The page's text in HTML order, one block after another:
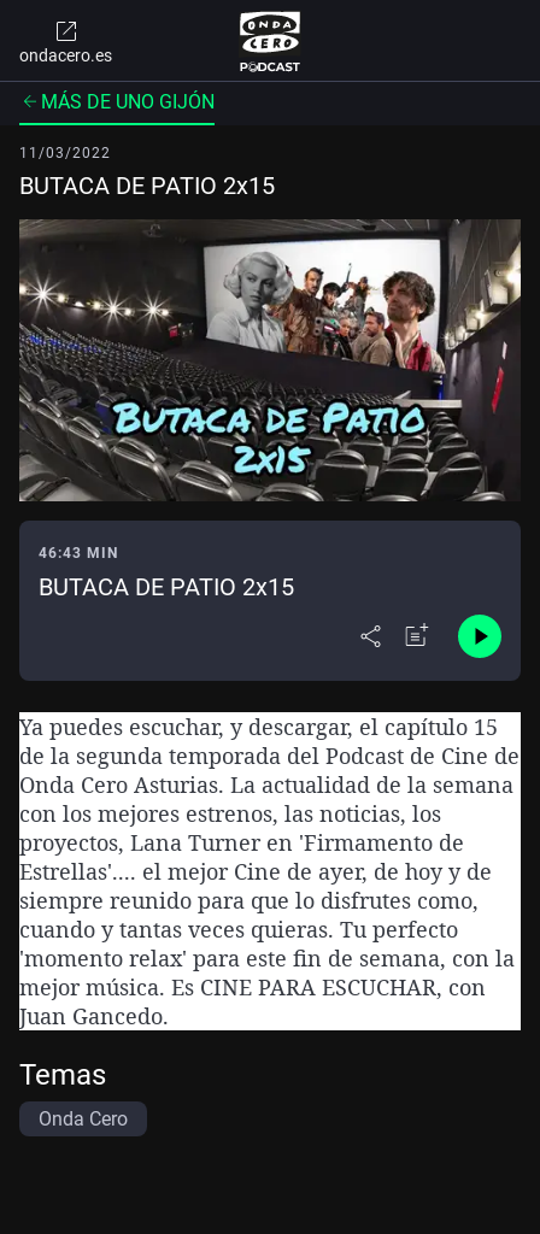
ondacero.es
MÁS DE UNO GIJÓN
11/03/2022
BUTACA DE PATIO 2x15
46:43 MIN
BUTACA DE PATIO 2x15
Ya puedes escuchar, y descargar, el capítulo 15
de la segunda temporada del Podcast de Cine de
Onda Cero Asturias. La actualidad de la semana
con los mejores estrenos, las noticias, los
proyectos, Lana Turner en 'Firmamento de
Estrellas'.... el mejor Cine de ayer, de hoy y de
siempre reunido para que lo disfrutes como,
cuando y tantas veces quieras. Tu perfecto
'momento relax' para este fin de semana, con la
mejor música. Es CINE PARA ESCUCHAR, con
Juan Gancedo.
Temas
Onda Cero